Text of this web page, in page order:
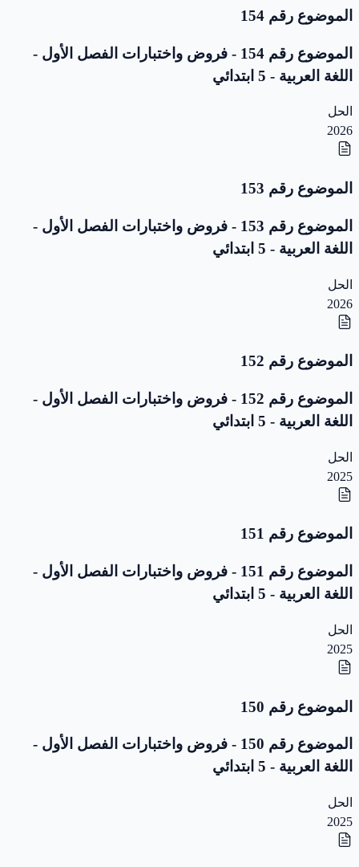
الموضوع رقم 154
الموضوع رقم 154 - فروض واختبارات الفصل الأول -
اللغة العربية - 5 ابتدائي
الحل
2026
الموضوع رقم 153
الموضوع رقم 153 - فروض واختبارات الفصل الأول -
اللغة العربية - 5 ابتدائي
الحل
2026
الموضوع رقم 152
الموضوع رقم 152 - فروض واختبارات الفصل الأول -
اللغة العربية - 5 ابتدائي
الحل
2025
الموضوع رقم 151
الموضوع رقم 151 - فروض واختبارات الفصل الأول -
اللغة العربية - 5 ابتدائي
الحل
2025
الموضوع رقم 150
الموضوع رقم 150 - فروض واختبارات الفصل الأول -
اللغة العربية - 5 ابتدائي
الحل
2025